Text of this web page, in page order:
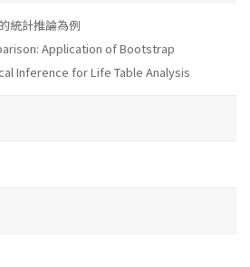
統計推論為例
Application of Bootstrap
Inference for Life Table Analysis